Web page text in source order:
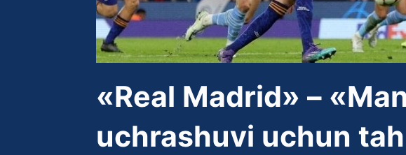
«Real Madrid» –
uchrashuvi uchun